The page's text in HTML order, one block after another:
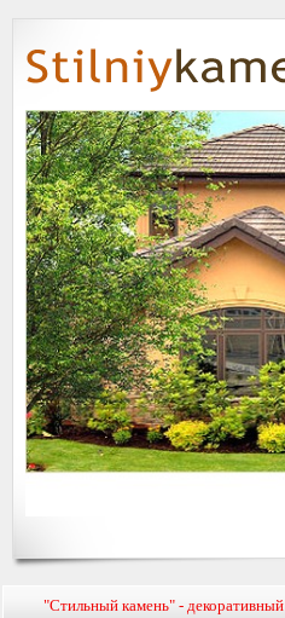
"Стильный камень" -